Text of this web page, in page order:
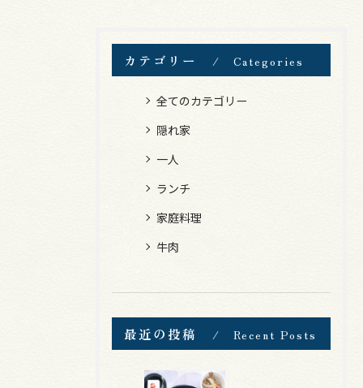
カテゴリー Categories
全てのカテゴリー
隠れ家
一人
ランチ
家庭料理
牛肉
最近の投稿 Recent Posts